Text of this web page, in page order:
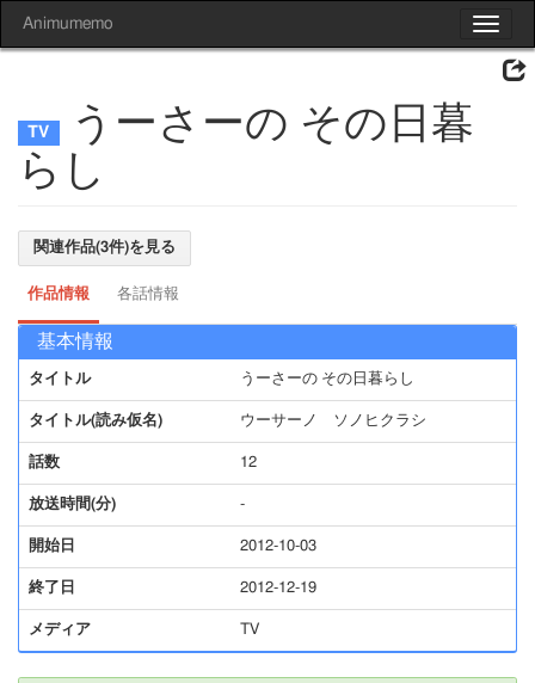
Toggle
Animumemo
うーさーの その日暮
らし
関連作品(3件)を見る
作品情報 各話情報
基本情報
タイトル うーさーの その日暮らし
タイトル(読み仮名) ウーサーノ ソノヒクラシ
話数 12
放送時間(分) -
開始日 2012-10-03
終了日 2012-12-19
メディア TV